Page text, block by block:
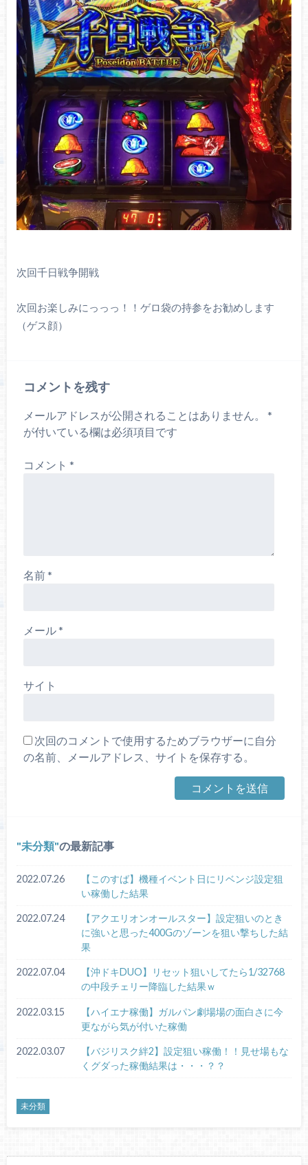
次回千日戦争開戦
次回お楽しみにっっっ！！ゲロ袋の持参をお勧めします
（ゲス顔）
コメントを残す
メールアドレスが公開されることはありません。
*
が付いている欄は必須項目です
コメント *
名前*
メール*
サイト
次回のコメントで使用するためブラウザーに自分
の名前、メールアドレス、サイトを保存する。
未分類 の最新記事
2022.07.26
【このすば】機種イベント日にリベンジ設定狙
い稼働した結果
2022.07.24
【アクエリオンオールスター】設定狙いのとき
に強いと思った400Gのゾーンを狙い撃ちした結
果
2022.07.04
【沖ドキDUO】リセット狙いしてたら1/32768
の中段チェリー降臨した結果ｗ
2022.03.15
【ハイエナ稼働】ガルパン劇場場の面白さに今
更ながら気が付いた稼働
2022.03.07
【バジリスク絆2】設定狙い稼働！！見せ場もな
くグダった稼働結果は・・・？？
未分類